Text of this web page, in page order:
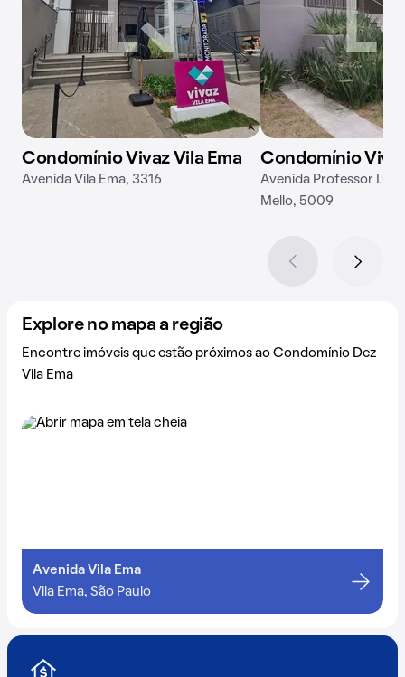
Condomínio Vivaz Vila Ema
Avenida Vila Ema, 3316
Condomínio
Avenida Professor Luiz
Mello, 5009
Explore no mapa a região
Encontre imóveis que estão próximos ao Condomínio Dez
Vila Ema
Avenida Vila Ema
Vila Ema, São Paulo